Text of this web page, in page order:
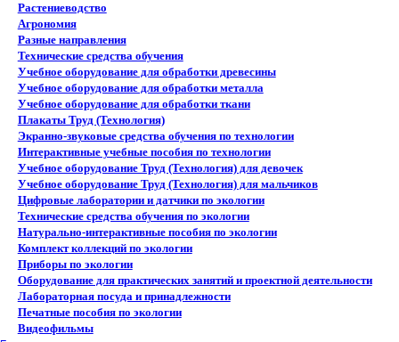
Растениеводство
Агрономия
Разные направления
Технические средства обучения
Учебное оборудование для обработки древесины
Учебное оборудование для обработки металла
Учебное оборудование для обработки ткани
Плакаты Труд (Технология)
Экранно-звуковые средства обучения по технологии
Интерактивные учебные пособия по технологии
Учебное оборудование Труд (Технология) для девочек
Учебное оборудование Труд (Технология) для мальчиков
Цифровые лаборатории и датчики по экологии
Технические средства обучения по экологии
Натурально-интерактивные пособия по экологии
Комплект коллекций по экологии
Приборы по экологии
Оборудование для практических занятий и проектной деятельности
Лабораторная посуда и принадлежности
Печатные пособия по экологии
Видеофильмы